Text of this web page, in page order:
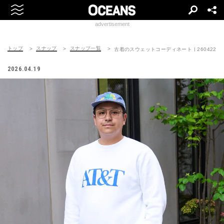
advertisement
トップ スナップ スナップ一覧 古着のスウェットコーディネート | 260422-
2026.04.19